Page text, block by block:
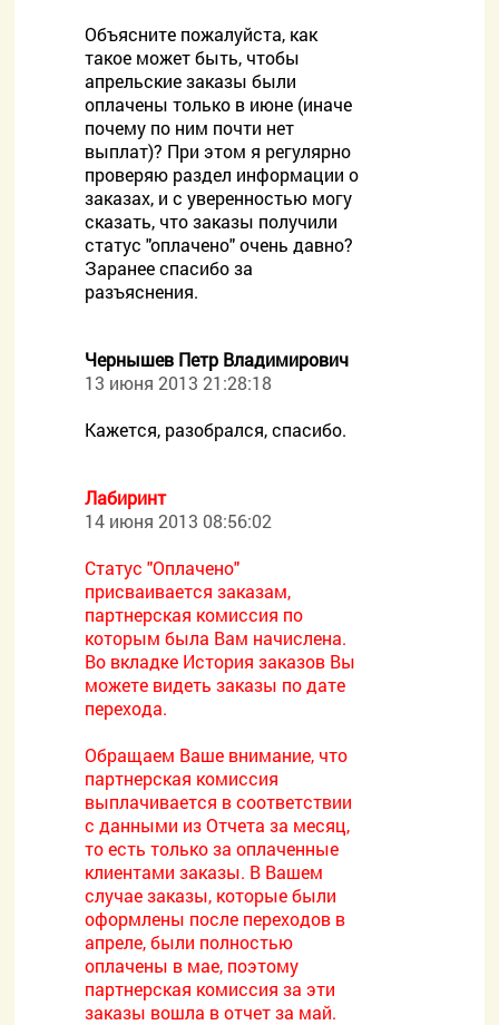
Объясните пожалуйста, как
такое может быть, чтобы
апрельские заказы были
оплачены только в июне (иначе
почему по ним почти нет
выплат)? При этом я регулярно
проверяю раздел информации о
заказах, и с уверенностью могу
сказать, что заказы получили
статус "оплачено" очень давно?
Заранее спасибо за
разъяснения.
Чернышев Петр Владимирович
13 июня 2013 21:28:18
Кажется, разобрался, спасибо.
Лабиринт
14 июня 2013 08:56:02
Статус "Оплачено"
присваивается заказам,
партнерская комиссия по
которым была Вам начислена.
Во вкладке История заказов Вы
можете видеть заказы по дате
перехода.
Обращаем Ваше внимание, что
партнерская комиссия
выплачивается в соответствии
с данными из Отчета за месяц,
то есть только за оплаченные
клиентами заказы. В Вашем
случае заказы, которые были
оформлены после переходов в
апреле, были полностью
оплачены в мае, поэтому
партнерская комиссия за эти
заказы вошла в отчет за май.